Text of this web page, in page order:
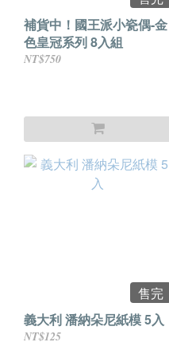
補貨中！國王派小瓷偶-金
色皇冠系列 8入組
NT$750
售完
義大利 潘納朵尼紙模 5入
NT$125